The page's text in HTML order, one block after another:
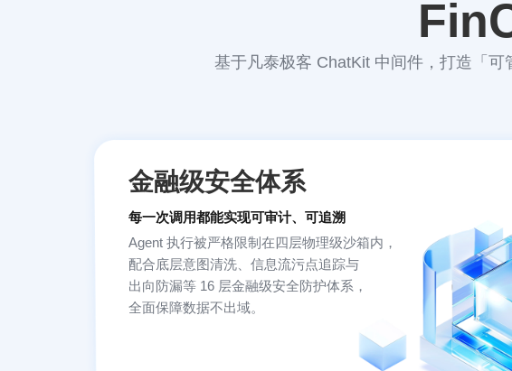
基于凡泰极客 ChatKit 中间件，打造「
金融级安全体系
每一次调用都能实现可审计、可追溯
Agent 执行被严格限制在四层物理级沙箱内，
配合底层意图清洗、信息流污点追踪与
出向防漏等 16 层金融级安全防护体系，
全面保障数据不出域。